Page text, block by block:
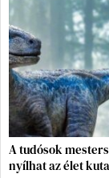
A tudósok
nyílhat az élet